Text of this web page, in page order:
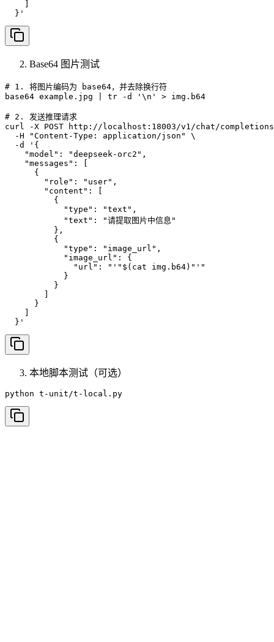
  }'
Base64 图片测试
# 1. 将图片编码为 base64，并去除换行符
base64 example.jpg | tr -d '\n' > img.b64
# 2. 发送推理请求
curl -X POST http://localhost:18003/v1/chat/
  -H "Content-Type: application/json" \
  -d '{
    "model": "deepseek-orc2",
    "messages": [
      {
        "role": "user",
        "content": [
          {
            "type": "text",
            "text": "请提取图片中信息"
          },
          {
            "type": "image_url",
            "image_url": {
              "url": "'"$(cat img.b64)"'"
            }
          }
      }
  }'
本地脚本测试（可选）
python t-unit/t-local.py